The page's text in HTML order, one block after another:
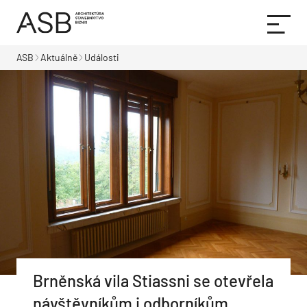
ASB Aktuálně Události
Brněnská vila Stiassni se otevřela
návštěvníkům i odborníkům